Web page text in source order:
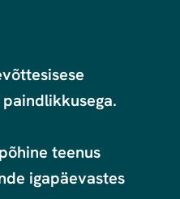
teenus
igapäevastes